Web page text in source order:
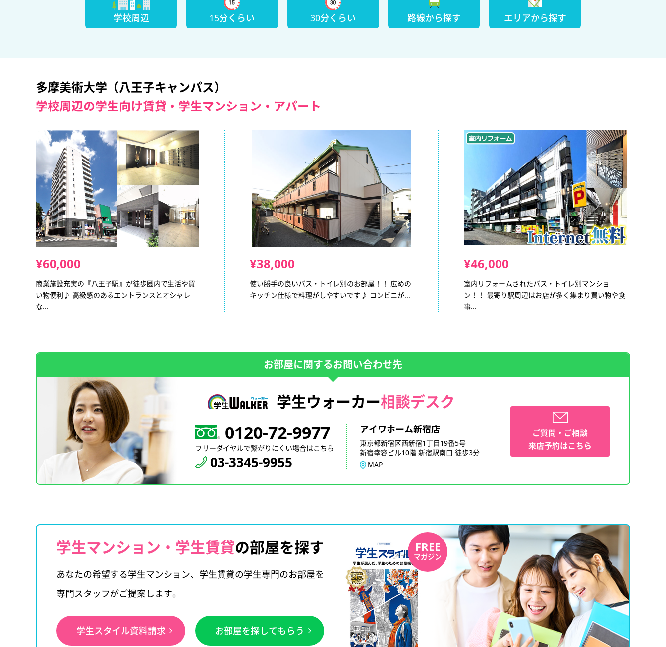
学校周辺 15分くらい 30分くらい 路線から探す エリアから探す
多摩美術大学（八王子キャンパス）
学校周辺の学生向け賃貸・学生マンション・アパート
¥60,000
商業施設充実の『八王子駅』が徒歩圏内で生活や買
い物便利♪ 高級感のあるエントランスとオシャレ
な...
¥38,000
使い勝手の良いバス・トイレ別のお部屋！！ 広めの
キッチン仕様で料理がしやすいです♪ コンビニが...
¥46,000
室内リフォームされたバス・トイレ別マンショ
ン！！ 最寄り駅周辺はお店が多く集まり買い物や食
事...
お部屋に関するお問い合わせ先
学生ウォーカー相談デスク
0120-72-9977
フリーダイヤルで繋がりにくい場合はこちら
03-3345-9955
アイワホーム新宿店
東京都新宿区西新宿1丁目19番5号
新宿幸容ビル10階 新宿駅南口 徒歩3分
MAP
ご質問・ご相談
来店予約はこちら
FREE
マガジン
学生マンション・学生賃貸の部屋を探す
あなたの希望する学生マンション、学生賃貸の学生専門のお部屋を
専門スタッフがご提案します。
学生スタイル資料請求 お部屋を探してもらう